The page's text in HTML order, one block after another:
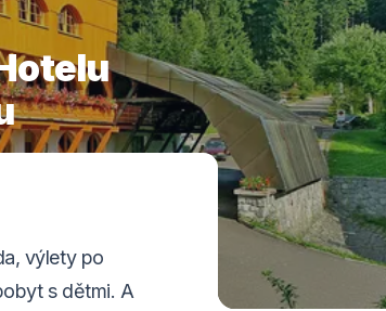
výlety po
s dětmi. A